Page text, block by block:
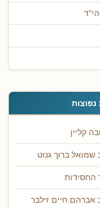
נפוצות
קליין
שמואל ברוך גנוט
החסידות
אברהם חיים זילבר